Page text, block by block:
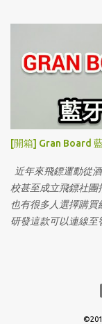
[開箱] Gran Board
近年來飛鏢運動從
校甚至成立飛鏢社團
也有很多人選擇購
研發這款可以連線至